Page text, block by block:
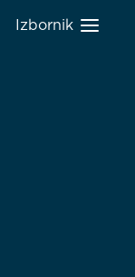
Izbornik